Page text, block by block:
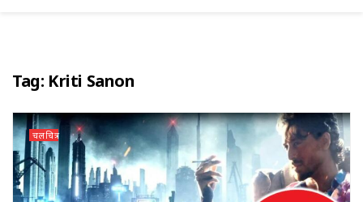
Tag: Kriti Sanon
चलचित्र